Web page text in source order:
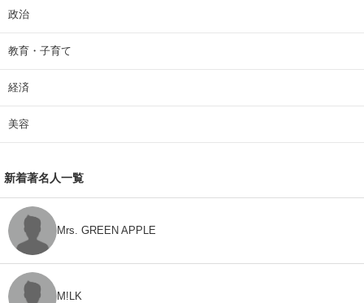
政治
教育・子育て
経済
美容
新着著名人一覧
Mrs. GREEN APPLE
M!LK